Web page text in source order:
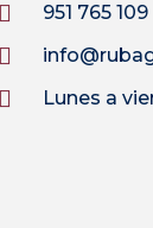
951 765 109
Lunes a